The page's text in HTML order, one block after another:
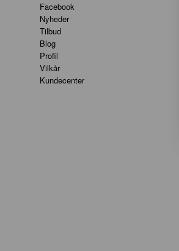
Facebook
Nyheder
Tilbud
Blog
Profil
Vilkår
Kundecenter